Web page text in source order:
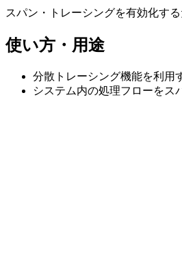
スパン・トレーシングを有効化す
使い方・用途
分散トレーシング機能を利用
システム内の処理フローをス